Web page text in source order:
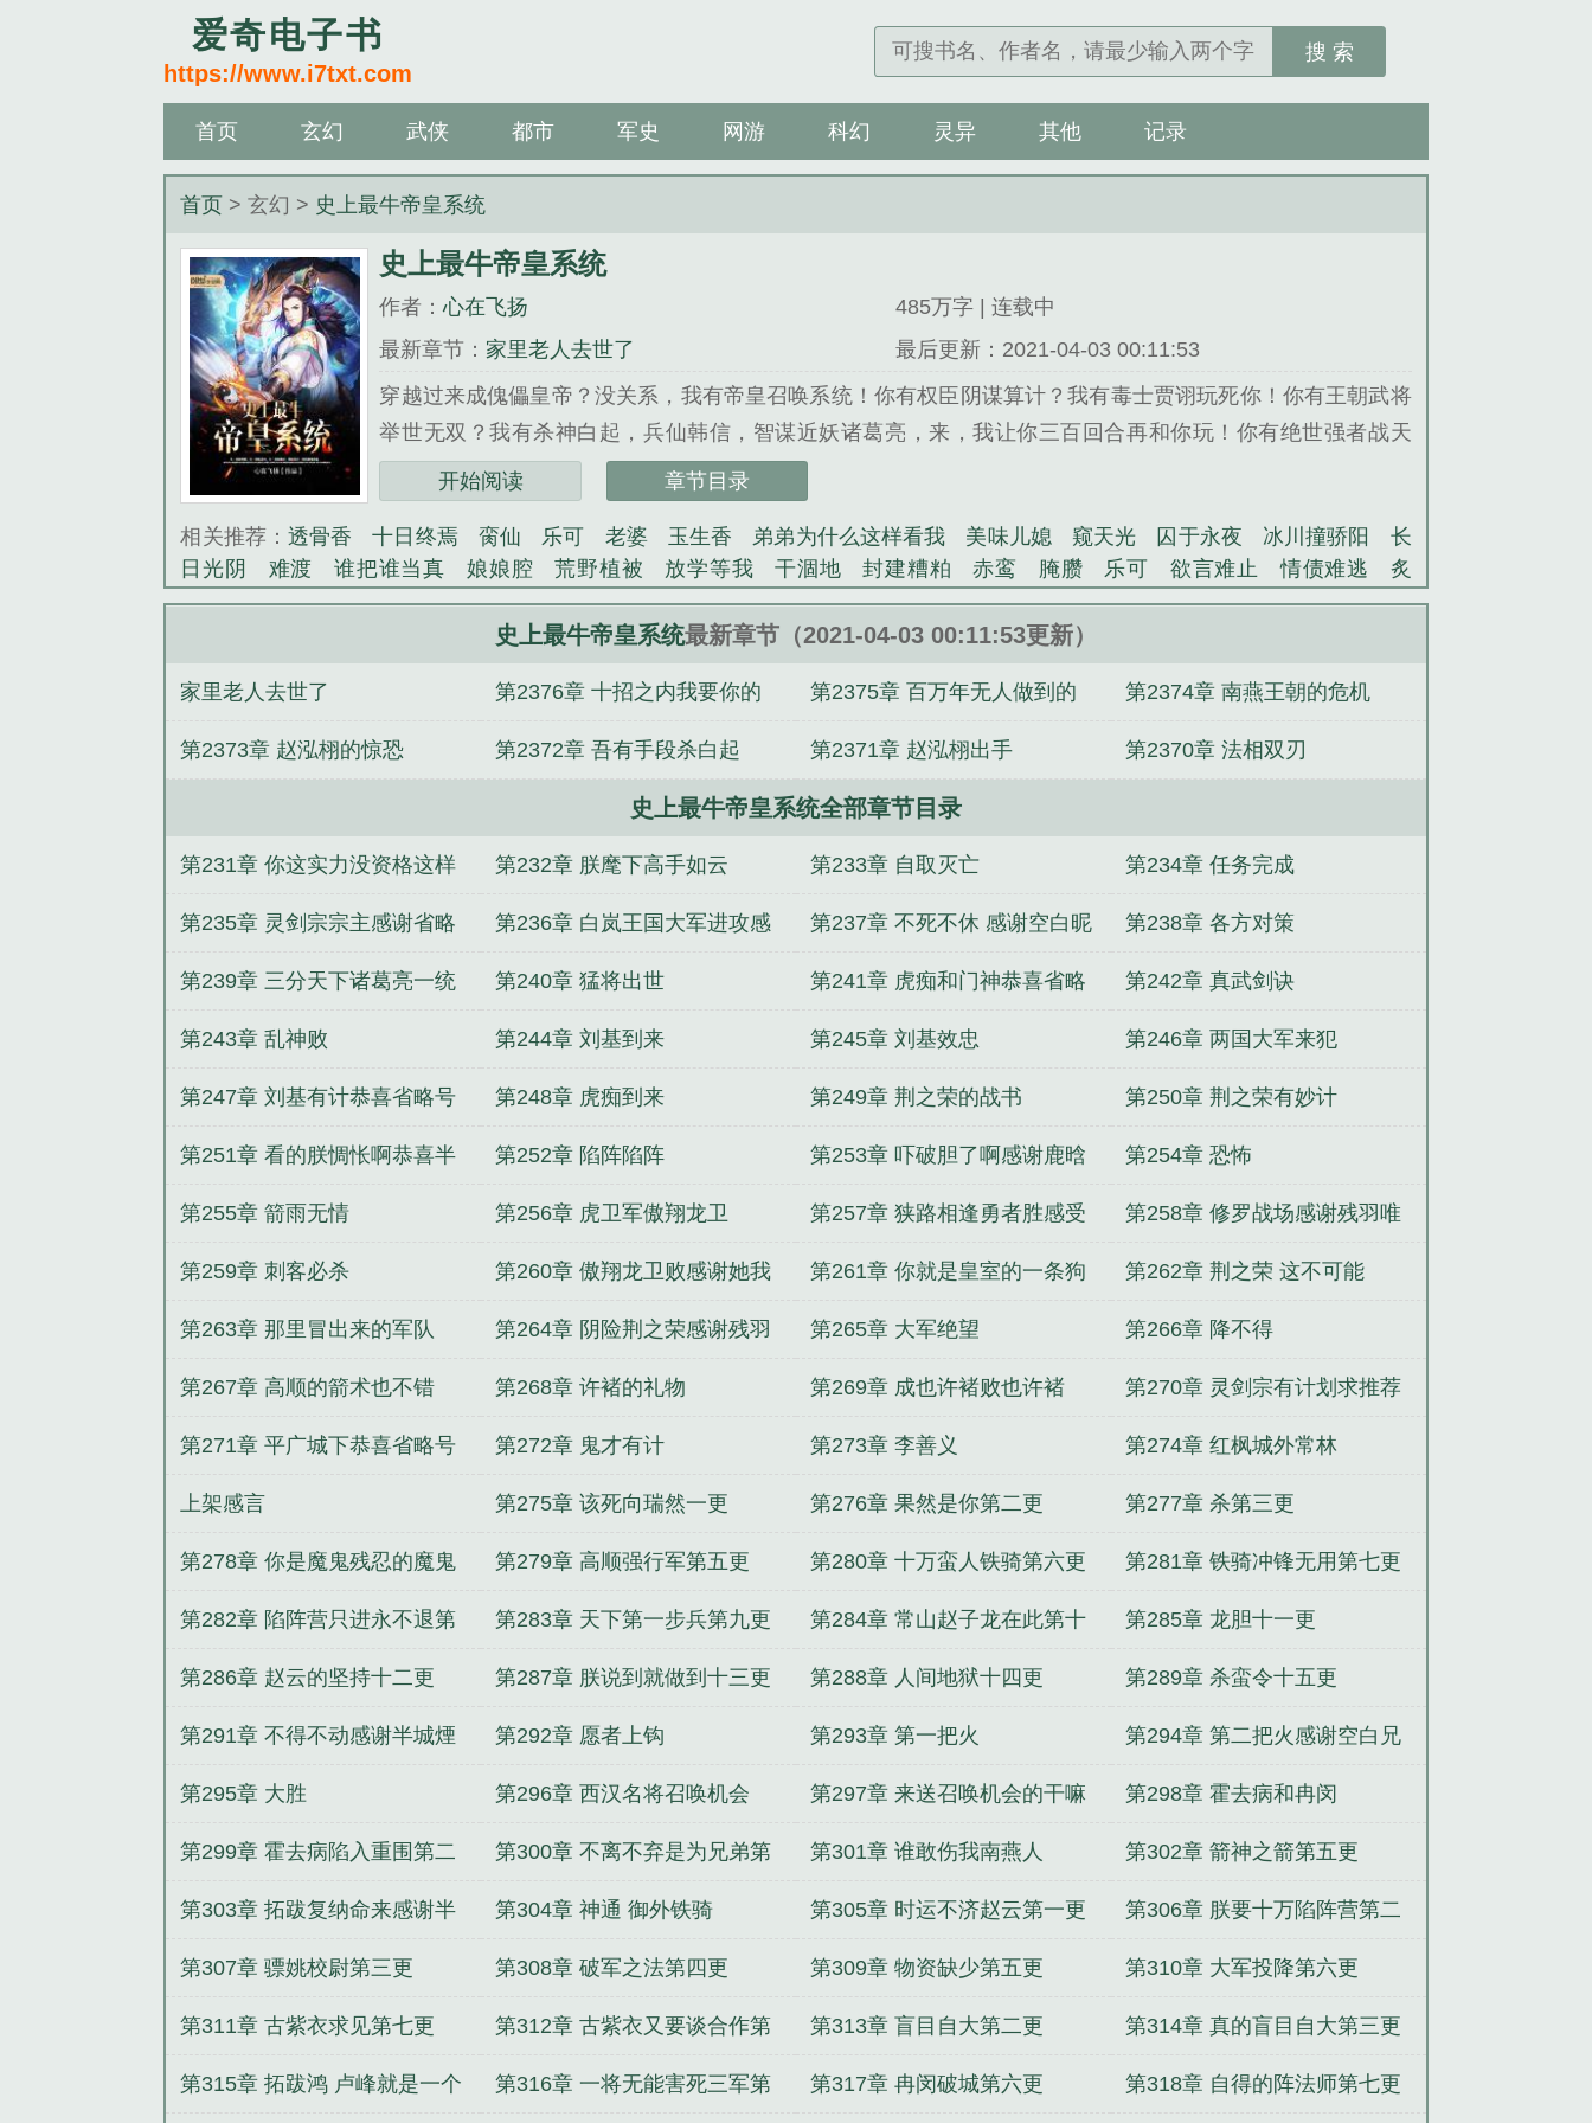
爱奇电子书
https://www.i7txt.com
搜 索
首页 玄幻 武侠 都市 军史 网游 科幻 灵异 其他 记录
首页 > 玄幻 > 史上最牛帝皇系统
史上最牛帝皇系统
作者：心在飞扬
485万字 | 连载中
最新章节： 家里老人去世了
最后更新：2021-04-03 00:11:53
穿越过来成傀儡皇帝？没关系，我有帝皇召唤系统！你有权臣阴谋算计？我有毒士贾诩玩死你！你有王朝武将
举世无双？我有杀神白起，兵仙韩信，智谋近妖诸葛亮，来，我让你三百回合再和你玩！你有绝世强者战天
下？抱歉，这样的，我能打一百个！身具帝皇系统，那我就是这世界最强帝皇！我要让所有人知道，普天之下
莫为王土，率土之滨莫为王臣！书友群：418488639有兴趣的兄弟可以加下！...
《史上最牛帝皇系统》是心在飞扬精心创作的玄幻类小说。
开始阅读 章节目录
相关推荐： 透骨香 十日终焉 脔仙 乐可 老婆 玉生香 弟弟为什么这样看我 美味儿媳 窥天光 囚于永夜 冰川撞骄阳
长
日光阴
难渡 谁把谁当真 娘娘腔 荒野植被 放学等我 干涸地 封建糟粕 赤鸾 腌臜 乐可 欲言难止 情债难逃
炙
野
覆雨翻云 欲女封 野火 撒野 沁桃 提灯看刺刀 易感 折腰 桃运无双 金麟岂是池中物 掌中的美母 破云2吞海
爱
偷偷藏不住 商野周颂 针锋对决 原来我是鲛人 医道风流 蜜汁樱桃
惊华
金银花露 混乱家庭派对 想抱你 她的半纱裙 夏寻无望 夜奔 李兵沈思 沪上烟雨 玉荷 于青 酸果新痕
白鹭
帐中珠 青蛇缠腰 三人行 裴医生 青云红颜 难奴 恋爱日 折骨 一屋暗灯 带枪出巡 哥哥管教的日子
露水芙蓉 老书屋免费阅读 女生小说网
史上最牛帝皇系统最新章节 史上最牛帝皇免费阅读
皇系统txt奇书网 史上最牛帝皇系统境界划分 大周王朝签到系统 史上最牛帝皇系统无弹窗阅读 史上最牛帝皇系统txt完本
牛帝皇系统txt免费 史上最牛帝皇系统女主几个 史上最牛帝皇系统异雷榜 史上最牛帝皇系统免费阅读全文 史上最牛帝皇系统百度
皇系统txt 史上最牛帝皇系统有声 史上最牛帝皇系统笔趣阁 史上最牛帝皇系统完整版 史上最牛帝皇系统怎么不更新了
别动粗
重生丑女翻身：帝少甜宠鉴宝娇妻 邪气前夫，一吻到底 危险老婆，别玩火 最强龙皇系统 玩转次元位面
末世尸帝
人造人崛起 乡村小神棍 天空主宰 兽世独宠：傲娇兽妻，要生崽 武极战王 魔道祖师爷
史上最牛帝皇系统最新章节（2021-04-03 00:11:53更新）
家里老人去世了 第2376章 十招之内我要你的
命
第2375章 百万年无人做到的
事
第2374章 南燕王朝的危机
第2373章 赵泓栩的惊恐 第2372章 吾有手段杀白起 第2371章 赵泓栩出手 第2370章 法相双刃
史上最牛帝皇系统全部章节目录
第231章 你这实力没资格这样
说话
第232章 朕麾下高手如云 第233章 自取灭亡 第234章 任务完成
第235章 灵剑宗宗主感谢省略
号兄弟万赏飘红
第236章 白岚王国大军进攻感
谢半城煙雲兄弟的飘红
第237章 不死不休 感谢空白昵
称兄弟的飘红
第238章 各方对策
第239章 三分天下诸葛亮一统
江山刘伯温
第240章 猛将出世 第241章 虎痴和门神恭喜省略
号成为本书第一位掌门
第242章 真武剑诀
第243章 乱神败 第244章 刘基到来 第245章 刘基效忠 第246章 两国大军来犯
第247章 刘基有计恭喜省略号
兄成为本书第一位宗师
第248章 虎痴到来 第249章 荆之荣的战书 第250章 荆之荣有妙计
第251章 看的朕惆怅啊恭喜半
城煙雲兄弟为本书添一位堂主
第252章 陷阵陷阵 第253章 吓破胆了啊感谢鹿晗
LOVE兄弟为本书添一位护法
第254章 恐怖
第255章 箭雨无情 第256章 虎卫军傲翔龙卫 第257章 狭路相逢勇者胜感受
空白兄为本书再添一位舵主
第258章 修罗战场感谢残羽唯
有明天两位兄弟的飘红
第259章 刺客必杀 第260章 傲翔龙卫败感谢她我
女人兄弟的飘红
第261章 你就是皇室的一条狗 第262章 荆之荣 这不可能
第263章 那里冒出来的军队 第264章 阴险荆之荣感谢残羽
兄弟的再次飘红
第265章 大军绝望 第266章 降不得
第267章 高顺的箭术也不错 第268章 许褚的礼物 第269章 成也许褚败也许褚 第270章 灵剑宗有计划求推荐
票
第271章 平广城下恭喜省略号
成为本书第一位盟主
第272章 鬼才有计 第273章 李善义 第274章 红枫城外常林
上架感言 第275章 该死向瑞然一更 第276章 果然是你第二更 第277章 杀第三更
第278章 你是魔鬼残忍的魔鬼
第四更
第279章 高顺强行军第五更 第280章 十万蛮人铁骑第六更 第281章 铁骑冲锋无用第七更
第282章 陷阵营只进永不退第
八更
第283章 天下第一步兵第九更 第284章 常山赵子龙在此第十
更
第285章 龙胆十一更
第286章 赵云的坚持十二更 第287章 朕说到就做到十三更 第288章 人间地狱十四更 第289章 杀蛮令十五更
第291章 不得不动感谢半城煙
雲兄弟的万赏飘红
第292章 愿者上钩 第293章 第一把火 第294章 第二把火感谢空白兄
的飘红
第295章 大胜 第296章 西汉名将召唤机会 第297章 来送召唤机会的干嘛
不要
第298章 霍去病和冉闵
第299章 霍去病陷入重围第二
更
第300章 不离不弃是为兄弟第
三更
第301章 谁敢伤我南燕人 第302章 箭神之箭第五更
第303章 拓跋复纳命来感谢半
城煙雲兄弟万赏飘红
第304章 神通 御外铁骑 第305章 时运不济赵云第一更 第306章 朕要十万陷阵营第二
更
第307章 骠姚校尉第三更 第308章 破军之法第四更 第309章 物资缺少第五更 第310章 大军投降第六更
第311章 古紫衣求见第七更 第312章 古紫衣又要谈合作第
一更
第313章 盲目自大第二更 第314章 真的盲目自大第三更
第315章 拓跋鸿 卢峰就是一个 第316章 一将无能害死三军第 第317章 冉闵破城第六更 第318章 自得的阵法师第七更